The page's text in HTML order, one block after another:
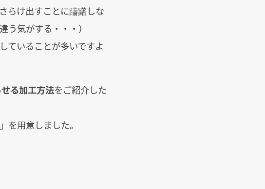
らけ出すことに躊躇しな
う気がする・・・）
ていることが多いですよ
る加工方法をご紹介した
を用意しました。